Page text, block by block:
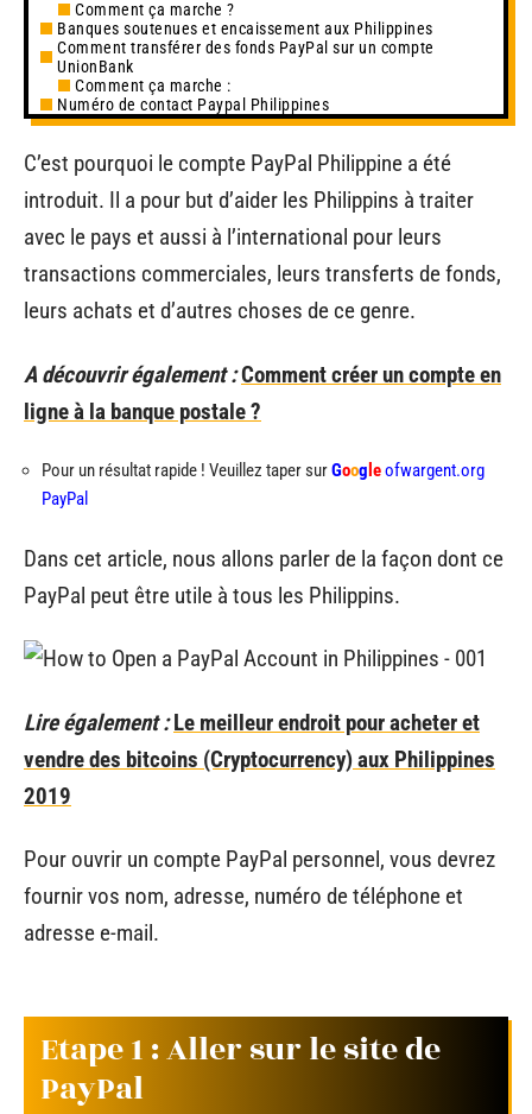
Comment ça marche ?
Banques soutenues et encaissement aux Philippines
Comment transférer des fonds PayPal sur un compte
UnionBank
Comment ça marche :
Numéro de contact Paypal Philippines
C’est pourquoi le compte PayPal Philippine a été
introduit. Il a pour but d’aider les Philippins à traiter
avec le pays et aussi à l’international pour leurs
transactions commerciales, leurs transferts de fonds,
leurs achats et d’autres choses de ce genre.
A découvrir également :Comment créer un compte en
ligne à la banque postale ?
Pour un résultat rapide ! Veuillez taper surGoog leofwargent.org
PayPal
Dans cet article, nous allons parler de la façon dont ce
PayPal peut être utile à tous les Philippins.
Lire également : Le meilleur endroit pour acheter et
vendre des bitcoins (Cryptocurrency) aux Philippines
2019
Pour ouvrir un compte PayPal personnel, vous devrez
fournir vos nom, adresse, numéro de téléphone et
adresse e-mail.
Etape 1 : Aller sur le site de
PayPal